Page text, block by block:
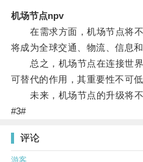
机场节点npv
在需求方面，机场节点将不
将成为全球交通、物流、信息
总之，机场节点在连接世界
可替代的作用，其重要性不可低
未来，机场节点的升级将不
#3#
评论
游客